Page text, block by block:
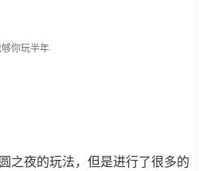
之夜的玩法，但是进行了很多的